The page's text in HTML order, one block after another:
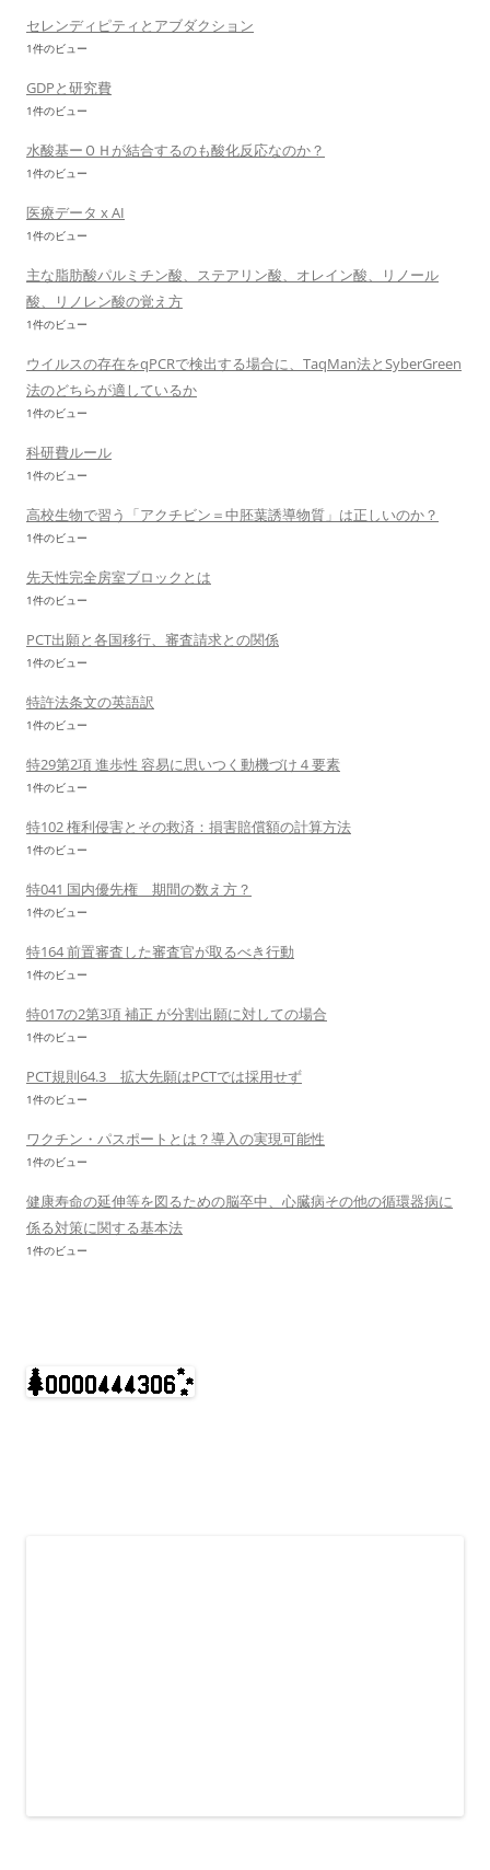
セレンディピティとアブダクション
1件のビュー
GDPと研究費
1件のビュー
水酸基ーＯＨが結合するのも酸化反応なのか？
1件のビュー
医療データ x AI
1件のビュー
主な脂肪酸パルミチン酸、ステアリン酸、オレイン酸、リノール
酸、リノレン酸の覚え方
1件のビュー
ウイルスの存在をqPCRで検出する場合に、TaqMan法とSyberGreen
法のどちらが適しているか
1件のビュー
科研費ルール
1件のビュー
高校生物で習う「アクチビン＝中胚葉誘導物質」は正しいのか？
1件のビュー
先天性完全房室ブロックとは
1件のビュー
PCT出願と各国移行、審査請求との関係
1件のビュー
特許法条文の英語訳
1件のビュー
特29第2項 進歩性 容易に思いつく動機づけ４要素
1件のビュー
特102 権利侵害とその救済：損害賠償額の計算方法
1件のビュー
特041 国内優先権 期間の数え方？
1件のビュー
特164 前置審査した審査官が取るべき行動
1件のビュー
特017の2第3項 補正 が分割出願に対しての場合
1件のビュー
PCT規則64.3 拡大先願はPCTでは採用せず
1件のビュー
ワクチン・パスポートとは？導入の実現可能性
1件のビュー
健康寿命の延伸等を図るための脳卒中、心臓病その他の循環器病に
係る対策に関する基本法
1件のビュー